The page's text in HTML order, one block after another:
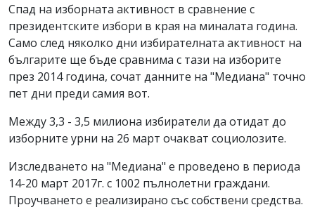
Спад на изборната активност в сравнение с
президентските избори в края на миналата година.
Само след няколко дни избирателната активност на
българите ще бъде сравнима с тази на изборите
през 2014 година, сочат данните на "Медиана" точно
пет дни преди самия вот.
Между 3,3 - 3,5 милиона избиратели да отидат до
изборните урни на 26 март очакват социолозите.
Изследването на "Медиана" е проведено в периода
14-20 март 2017г. с 1002 пълнолетни граждани.
Проучването е реализирано със собствени средства.